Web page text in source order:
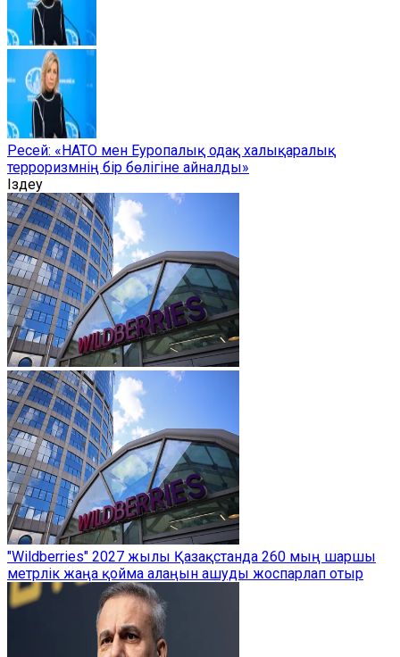
Ресей: «НАТО мен Еуропалық одақ халықаралық
терроризмнің бір бөлігіне айналды»
Іздеу
"Wildberries" 2027 жылы Қазақстанда 260 мың шаршы
метрлік жаңа қойма алаңын ашуды жоспарлап отыр